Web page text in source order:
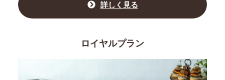
詳しく見る
ロイヤルプラン